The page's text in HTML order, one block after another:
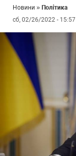
Новини » Політика
сб, 02/26/2022 - 15:57
з
корупцією